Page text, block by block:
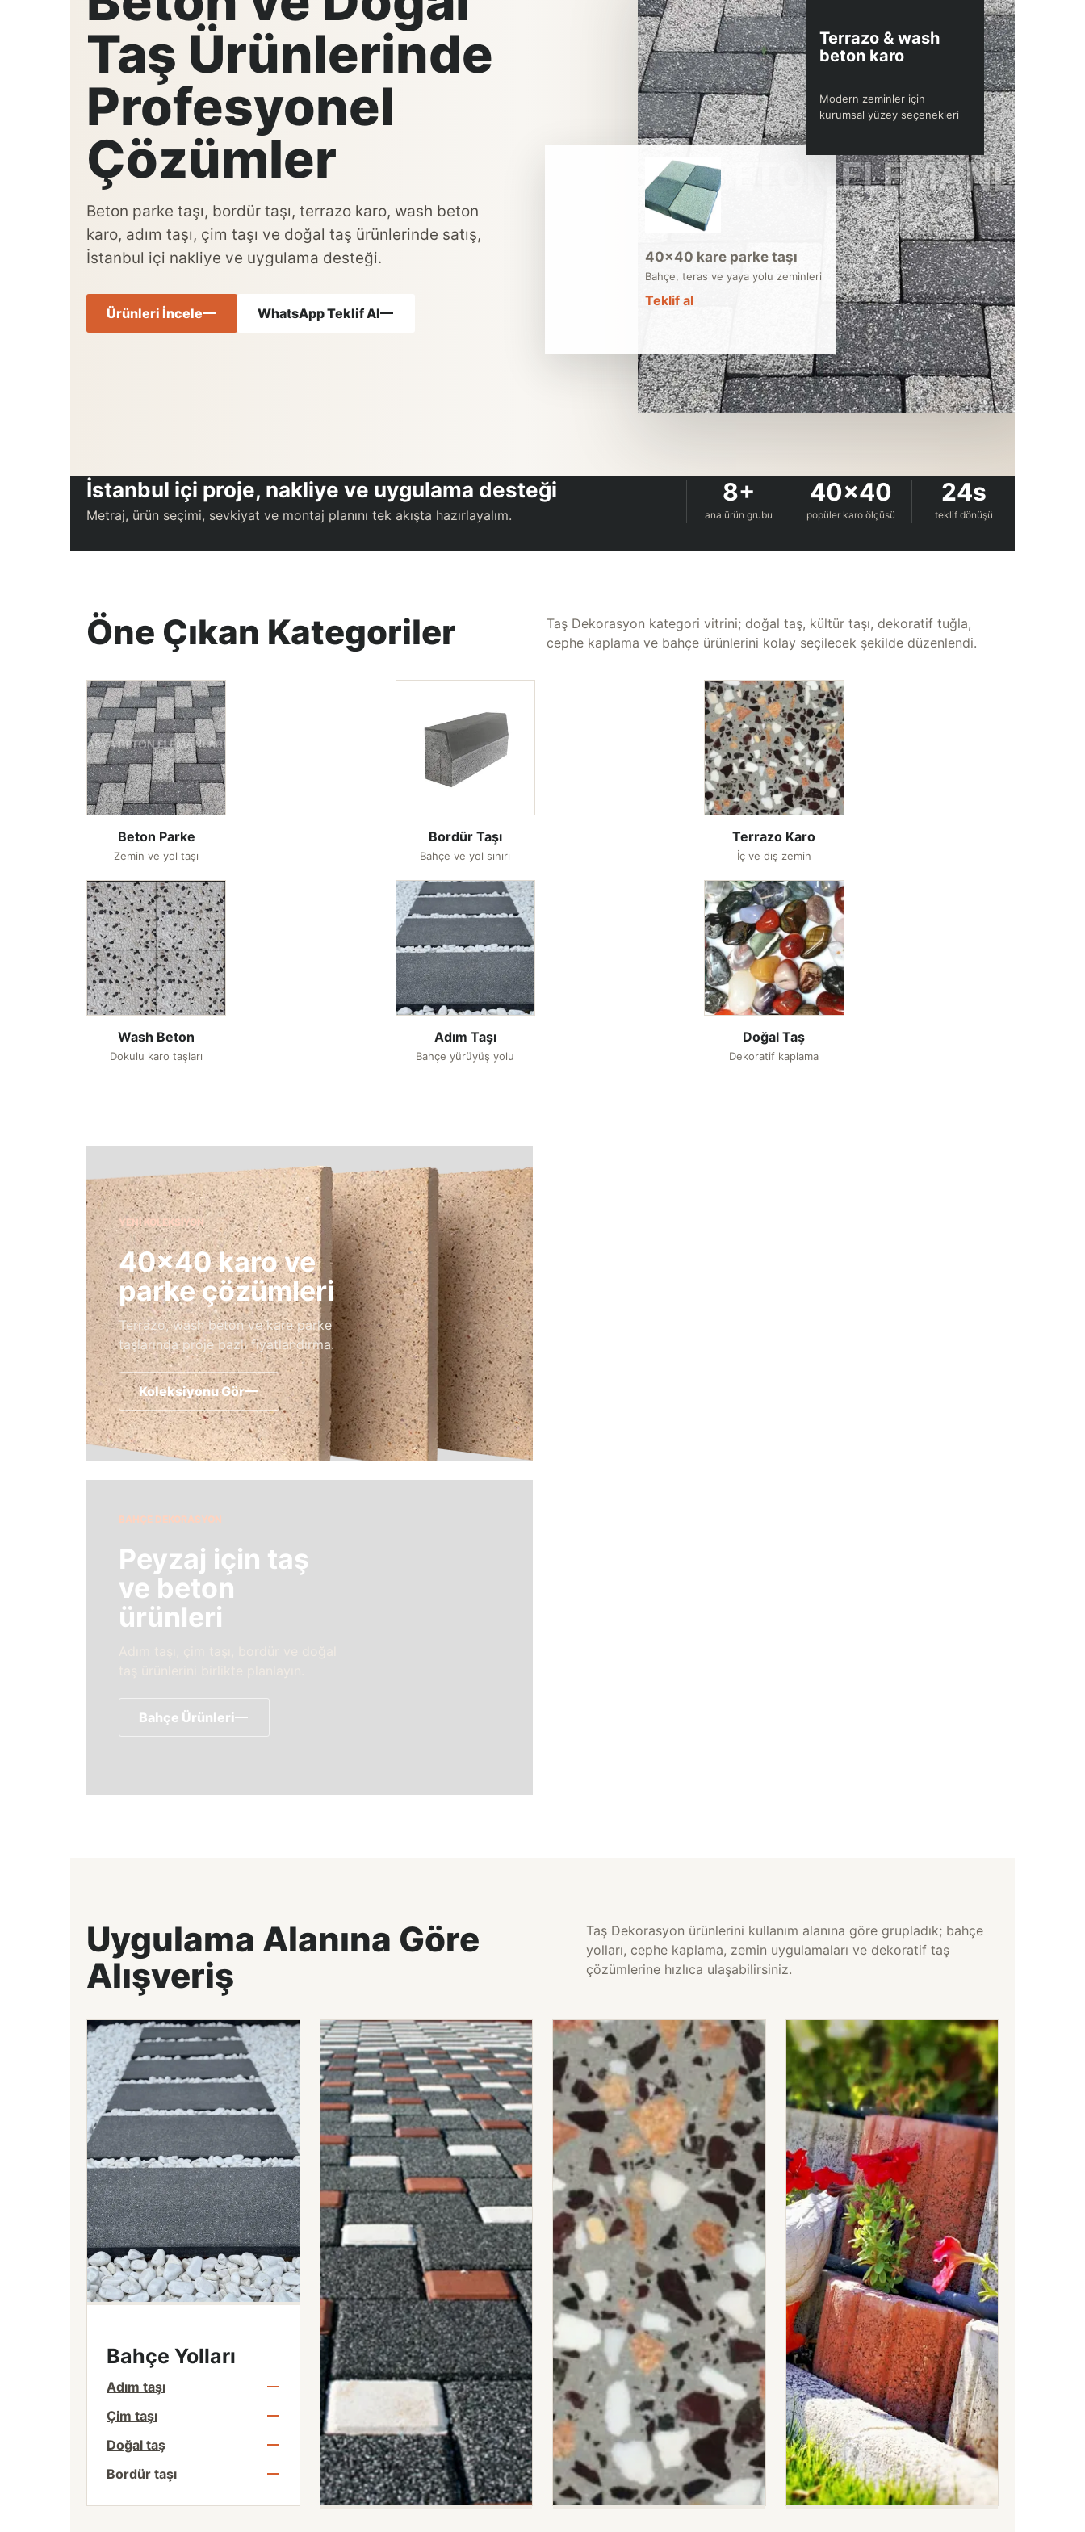
Taş Ürünlerinde
Profesyonel
Çözümler
Beton parke taşı, bordür taşı, terrazo karo, wash beton
karo, adım taşı, çim taşı ve doğal taş ürünlerinde satış,
İstanbul içi nakliye ve uygulama desteği.
Ürünleri İncele WhatsApp Teklif Al
40×40 kare parke taşı
Bahçe, teras ve yaya yolu zeminleri
Teklif al
Terrazo & wash
beton karo
Modern zeminler için
kurumsal yüzey seçenekleri
İstanbul içi proje, nakliye ve uygulama desteği
Metraj, ürün seçimi, sevkiyat ve montaj planını tek akışta hazırlayalım.
8+
ana ürün grubu
40×40
popüler karo ölçüsü
24s
teklif dönüşü
Öne Çıkan Kategoriler
Taş Dekorasyon kategori vitrini; doğal taş, kültür taşı, dekoratif tuğla,
cephe kaplama ve bahçe ürünlerini kolay seçilecek şekilde düzenlendi.
Beton Parke
Zemin ve yol taşı
Bordür Taşı
Bahçe ve yol sınırı
Terrazo Karo
İç ve dış zemin
Wash Beton
Dokulu karo taşları
Adım Taşı
Bahçe yürüyüş yolu
Doğal Taş
Dekoratif kaplama
YENI KOLEKSIYON
40×40 karo ve
parke çözümleri
Terrazo, wash beton ve kare parke
taşlarında proje bazlı fiyatlandırma.
Koleksiyonu Gör
BAHÇE DEKORASYON
Peyzaj için taş
ve beton
ürünleri
Bahçe Ürünleri
Uygulama Alanına Göre
Alışveriş
Taş Dekorasyon ürünlerini kullanım alanına göre grupladık; bahçe
yolları, cephe kaplama, zemin uygulamaları ve dekoratif taş
çözümlerine hızlıca ulaşabilirsiniz.
Bahçe Yolları
Adım taşı
Çim taşı
Doğal taş
Bordür taşı